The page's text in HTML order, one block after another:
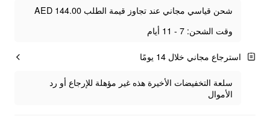
شحن قياسي مجاني عند تجاوز قيمة الطلب AED 144.00
وقت الشحن: 7 - 11 أيام
استرجاع مجاني خلال 14 يومًا
سلعة التخفيضات الأخيرة هذه غير مؤهلة للإرجاع أو رد
الأموال